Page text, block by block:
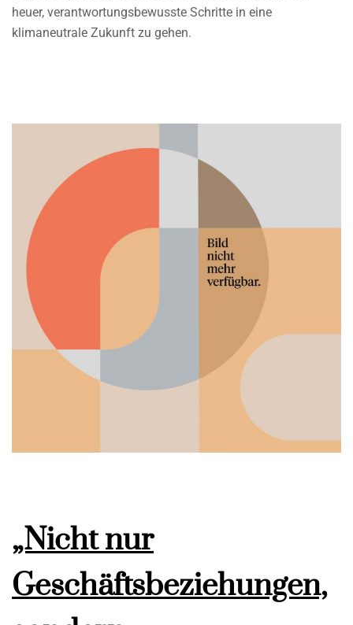
heuer, verantwortungsbewusste Schritte in eine
klimaneutrale Zukunft zu gehen.
„Nicht nur
Geschäftsbeziehungen,